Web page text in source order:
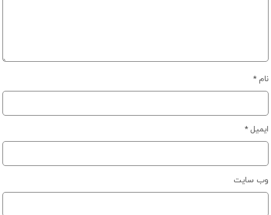
نام*
ایمیل*
وب‌ سایت